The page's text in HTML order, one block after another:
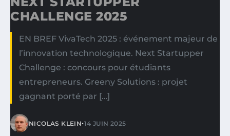
CHALLENGE 2025
EN BREF VivaTech 2025 : événement majeur de
l’innovation technologique. Next Startupper
Challenge : concours pour étudiants
entrepreneurs. Greeny Solutions : projet
gagnant porté par […]
NICOLAS KLEIN•14 JUIN 2025